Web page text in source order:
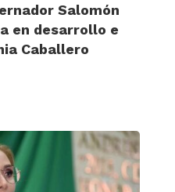
Salomón
en desarrollo e
Caballero